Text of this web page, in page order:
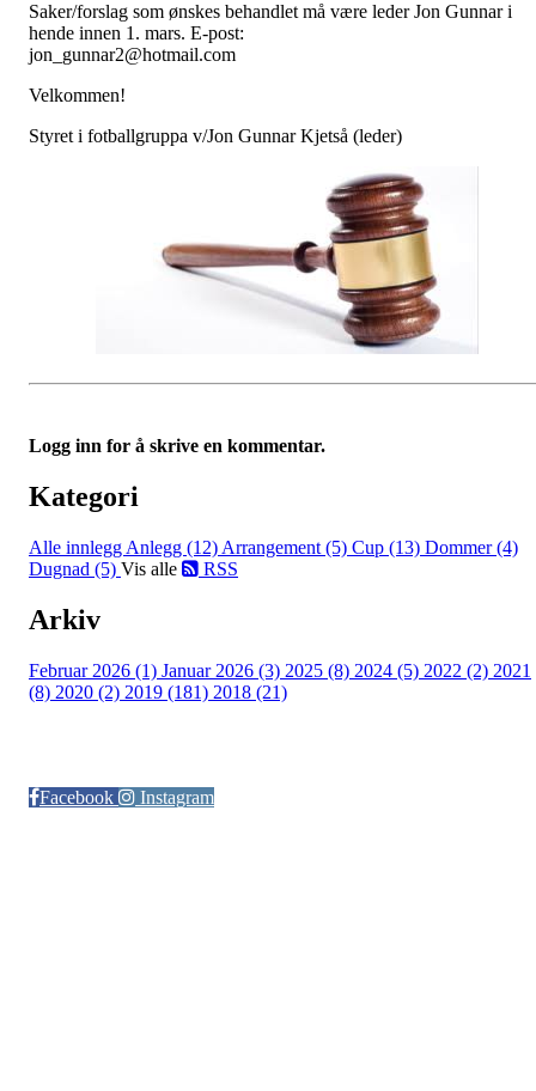
Saker/forslag som ønskes behandlet må være leder Jon Gunnar i
hende innen 1. mars. E-post:
jon_gunnar2@hotmail.com
Velkommen!
Styret i fotballgruppa v/Jon Gunnar Kjetså (leder)
Logg inn for å skrive en kommentar.
Kategori
Alle innlegg Anlegg (12) Arrangement (5) Cup (13) Dommer (4)
Dugnad (5) Vis alle RSS
Arkiv
Februar 2026 (1) Januar 2026 (3) 2025 (8) 2024 (5) 2022 (2) 2021
(8) 2020 (2) 2019 (181) 2018 (21)
Facebook
Instagram